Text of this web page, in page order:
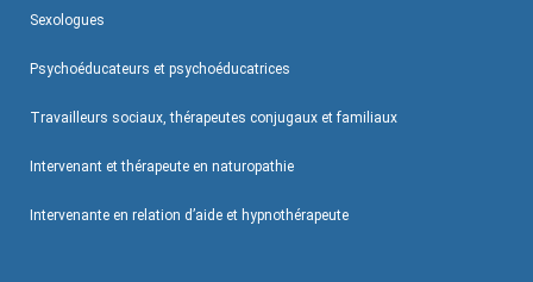
Sexologues
Psychoéducateurs et psychoéducatrices
Travailleurs sociaux, thérapeutes conjugaux et familiaux
Intervenant et thérapeute en naturopathie
Intervenante en relation d’aide et hypnothérapeute